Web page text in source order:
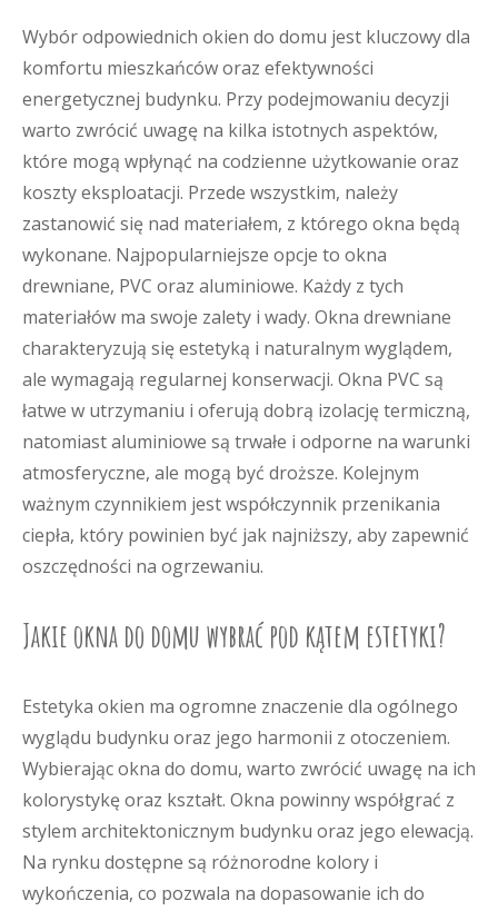
Wybór odpowiednich okien do domu jest kluczowy dla
komfortu mieszkańców oraz efektywności
energetycznej budynku. Przy podejmowaniu decyzji
warto zwrócić uwagę na kilka istotnych aspektów,
które mogą wpłynąć na codzienne użytkowanie oraz
koszty eksploatacji. Przede wszystkim, należy
zastanowić się nad materiałem, z którego okna będą
wykonane. Najpopularniejsze opcje to okna
drewniane, PVC oraz aluminiowe. Każdy z tych
materiałów ma swoje zalety i wady. Okna drewniane
charakteryzują się estetyką i naturalnym wyglądem,
ale wymagają regularnej konserwacji. Okna PVC są
łatwe w utrzymaniu i oferują dobrą izolację termiczną,
natomiast aluminiowe są trwałe i odporne na warunki
atmosferyczne, ale mogą być droższe. Kolejnym
ważnym czynnikiem jest współczynnik przenikania
ciepła, który powinien być jak najniższy, aby zapewnić
oszczędności na ogrzewaniu.
Jakie okna do domu wybrać pod kątem estetyki?
Estetyka okien ma ogromne znaczenie dla ogólnego
wyglądu budynku oraz jego harmonii z otoczeniem.
Wybierając okna do domu, warto zwrócić uwagę na ich
kolorystykę oraz kształt. Okna powinny współgrać z
stylem architektonicznym budynku oraz jego elewacją.
Na rynku dostępne są różnorodne kolory i
wykończenia, co pozwala na dopasowanie ich do